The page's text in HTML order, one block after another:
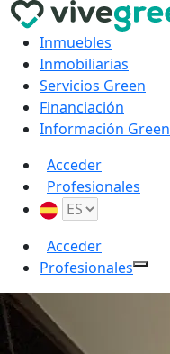
Inmuebles
Inmobiliarias
Servicios Green
Financiación
Información Green
Acceder
Profesionales
Acceder
Profesionales